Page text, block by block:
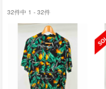
32件中 1 - 32件